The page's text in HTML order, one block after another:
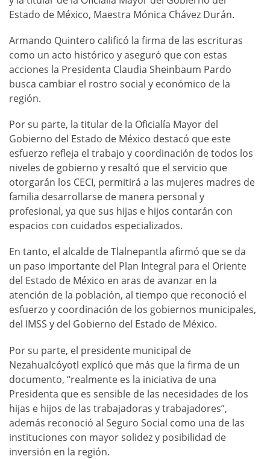
Estado de México, Maestra Mónica Chávez Durán.
Armando Quintero calificó la firma de las escrituras
como un acto histórico y aseguró que con estas
acciones la Presidenta Claudia Sheinbaum Pardo
busca cambiar el rostro social y económico de la
región.
Por su parte, la titular de la Oficialía Mayor del
Gobierno del Estado de México destacó que este
esfuerzo refleja el trabajo y coordinación de todos los
niveles de gobierno y resaltó que el servicio que
otorgarán los CECI, permitirá a las mujeres madres de
familia desarrollarse de manera personal y
profesional, ya que sus hijas e hijos contarán con
espacios con cuidados especializados.
En tanto, el alcalde de Tlalnepantla afirmó que se da
un paso importante del Plan Integral para el Oriente
del Estado de México en aras de avanzar en la
atención de la población, al tiempo que reconoció el
esfuerzo y coordinación de los gobiernos municipales,
del IMSS y del Gobierno del Estado de México.
Por su parte, el presidente municipal de
Nezahualcóyotl explicó que más que la firma de un
documento, “realmente es la iniciativa de una
Presidenta que es sensible de las necesidades de los
hijas e hijos de las trabajadoras y trabajadores”,
además reconoció al Seguro Social como una de las
instituciones con mayor solidez y posibilidad de
inversión en la región.